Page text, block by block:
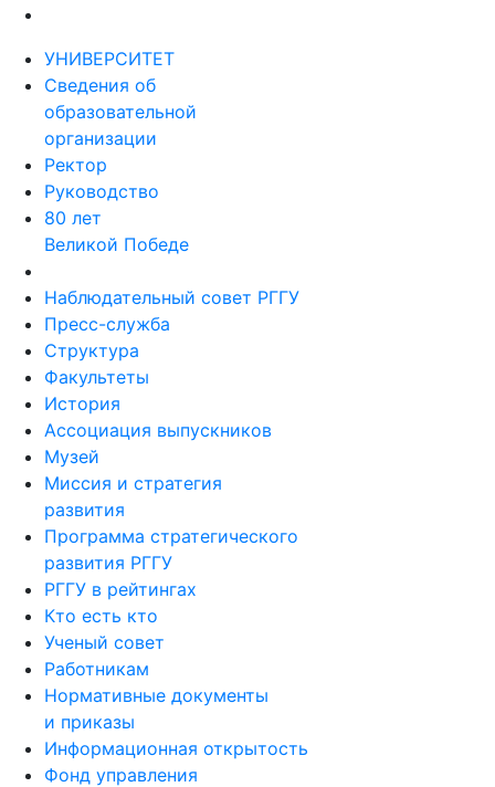
УНИВЕРСИТЕТ
Сведения об
образовательной
организации
Ректор
Руководство
80 лет
Великой Победе
Наблюдательный совет РГГУ
Пресс-служба
Структура
Факультеты
История
Ассоциация выпускников
Музей
Миссия и стратегия
развития
Программа стратегического
развития РГГУ
РГГУ в рейтингах
Кто есть кто
Ученый совет
Работникам
Нормативные документы
и приказы
Информационная открытость
Фонд управления